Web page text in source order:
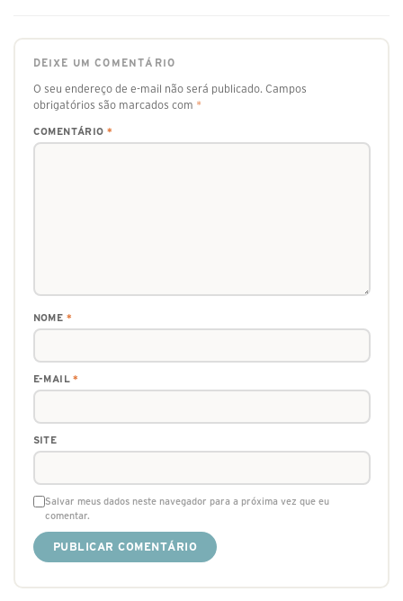
DEIXE UM COMENTÁRIO
O seu endereço de e-mail não será publicado. Campos
obrigatórios são marcados com *
COMENTÁRIO *
NOME *
E-MAIL*
SITE
Salvar meus dados neste navegador para a próxima vez que eu
comentar.